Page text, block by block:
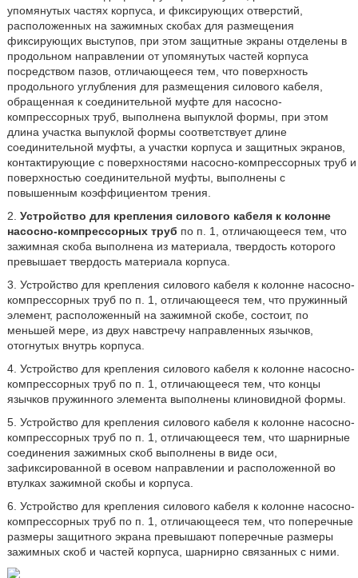
упомянутых частях корпуса, и фиксирующих отверстий,
расположенных на зажимных скобах для размещения
фиксирующих выступов, при этом защитные экраны отделены в
продольном направлении от упомянутых частей корпуса
посредством пазов, отличающееся тем, что поверхность
продольного углубления для размещения силового кабеля,
обращенная к соединительной муфте для насосно-
компрессорных труб, выполнена выпуклой формы, при этом
длина участка выпуклой формы соответствует длине
соединительной муфты, а участки корпуса и защитных экранов,
контактирующие с поверхностями насосно-компрессорных труб и
поверхностью соединительной муфты, выполнены с
повышенным коэффициентом трения.
2. Устройство для крепления силового кабеля к колонне
насосно-компрессорных труб по п. 1, отличающееся тем, что
зажимная скоба выполнена из материала, твердость которого
превышает твердость материала корпуса.
3. Устройство для крепления силового кабеля к колонне насосно-
компрессорных труб по п. 1, отличающееся тем, что пружинный
элемент, расположенный на зажимной скобе, состоит, по
меньшей мере, из двух навстречу направленных язычков,
отогнутых внутрь корпуса.
4. Устройство для крепления силового кабеля к колонне насосно-
компрессорных труб по п. 1, отличающееся тем, что концы
язычков пружинного элемента выполнены клиновидной формы.
5. Устройство для крепления силового кабеля к колонне насосно-
компрессорных труб по п. 1, отличающееся тем, что шарнирные
соединения зажимных скоб выполнены в виде оси,
зафиксированной в осевом направлении и расположенной во
втулках зажимной скобы и корпуса.
6. Устройство для крепления силового кабеля к колонне насосно-
компрессорных труб по п. 1, отличающееся тем, что поперечные
размеры защитного экрана превышают поперечные размеры
зажимных скоб и частей корпуса, шарнирно связанных с ними.